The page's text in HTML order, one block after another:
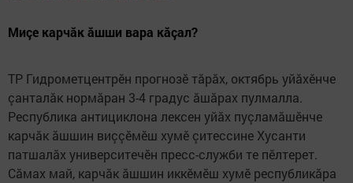
Миçе карчăк ăшши вара кăçал?
ТР Гидрометцентрӗн прогнозӗ тăрăх, октябрь уйăхӗнче
çанталăк нормăран 3-4 градус ăшăрах пулмалла.
Республика антициклона лексен уйăх пуçламăшӗнче
карчăк ăшшин виççӗмӗш хумӗ çитессине Хусанти
патшалăх университечӗн пресс-служби те пӗлтерет.
Сăмах май, карчăк ăшшин иккӗмӗш хумӗ республикăра